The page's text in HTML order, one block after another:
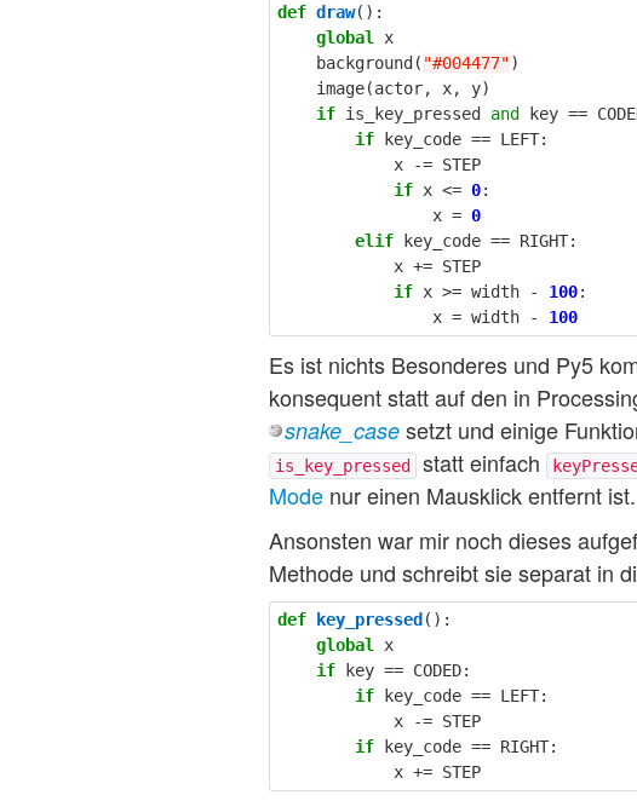
def draw():
global
x
background ( "#004477")
image(actor, x, y)
if is_key_pressed and key ==
if
key_code == LEFT:
x
-= STEP
if x <= 0:
x = 0
elif
key_code == RIGHT:
x += STEP
if x >= width - 100:
x = width - 100
Es ist nichts Besonderes und Py5
konsequent statt auf den in
snake_case setzt und einige
is_key_pressed statt einfach
Mode nur einen Mausklick entfernt ist.
Ansonsten war mir noch dieses
Methode und schreibt sie separat in
def key_pressed ():
global
x
if
key == CODED:
if
key_code == LEFT:
x
-= STEP
if
key_code == RIGHT:
x += STEP